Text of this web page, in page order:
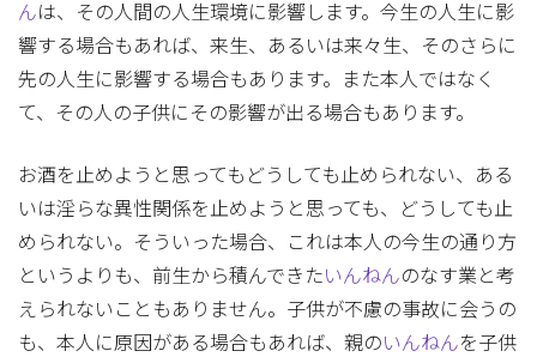
んは、その人間の人生環境に影響します。今生の人生に影
響する場合もあれば、来生、あるいは来々生、そのさらに
先の人生に影響する場合もあります。また本人ではなく
て、その人の子供にその影響が出る場合もあります。
お酒を止めようと思ってもどうしても止められない、ある
いは淫らな異性関係を止めようと思っても、どうしても止
められない。そういった場合、これは本人の今生の通り方
というよりも、前生から積んできたいんねんのなす業と考
えられないこともありません。子供が不慮の事故に会うの
も、本人に原因がある場合もあれば、親のいんねんを子供